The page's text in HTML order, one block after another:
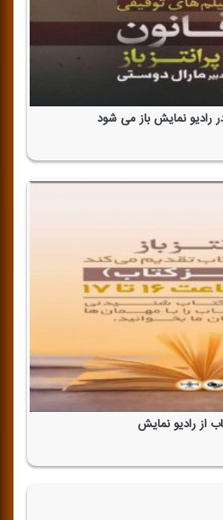
رادیو نمایش باز می شود
از رادیو نمایش